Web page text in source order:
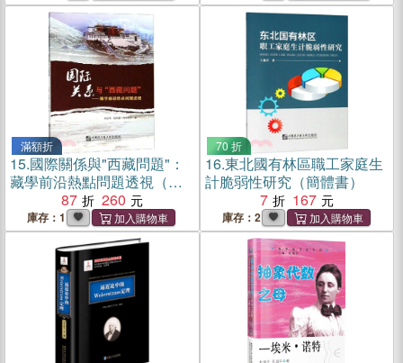
滿額折
15.國際關係與"西藏問題"：
藏學前沿熱點問題透視（簡
87 260
庫存：1
70 折
16.東北國有林區職工家庭生
計脆弱性研究（簡體書）
7
167
庫存：2